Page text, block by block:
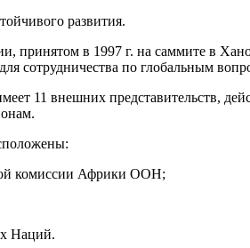
развития.
в 1997 г. на саммите в
сотрудничества по глобальным
11 внешних представительств,
комиссии Африки ООН;
Наций.